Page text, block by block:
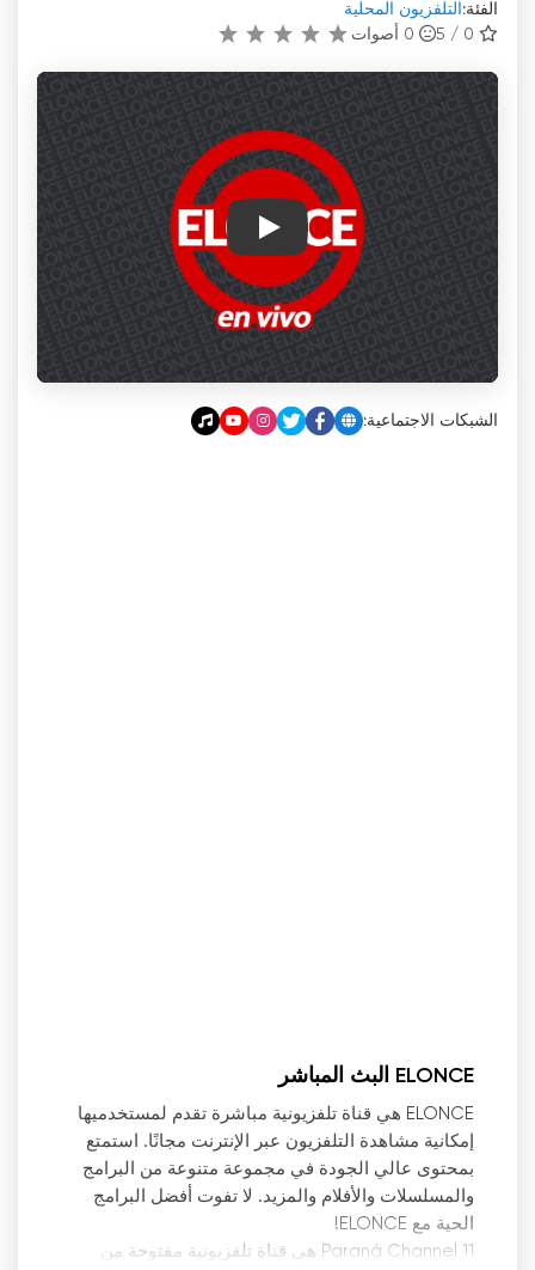
الفئة: التلفزيون المحلية
0 أصوات
Play
الشبكات الاجتماعية:
ELONCE البث المباشر
ELONCE هي قناة تلفزيونية مباشرة تقدم لمستخدميها
إمكانية مشاهدة التلفزيون عبر الإنترنت مجانًا. استمتع
بمحتوى عالي الجودة في مجموعة متنوعة من البرامج
والمسلسلات والأفلام والمزيد. لا تفوت أفضل البرامج
الحية مع ELONCE!
Paraná Channel 11 هي قناة تلفزيونية مفتوحة من